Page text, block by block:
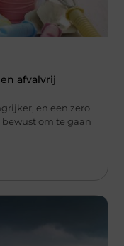
afvalvrij
en een zero
om te gaan